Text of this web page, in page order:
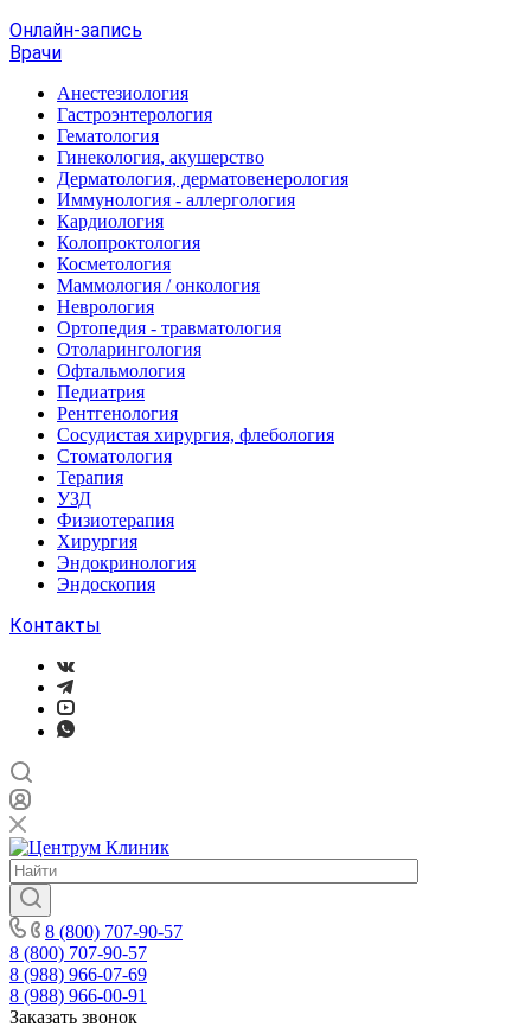
Онлайн-запись
Врачи
Анестезиология
Гастроэнтерология
Гематология
Гинекология, акушерство
Дерматология, дерматовенерология
Иммунология - аллергология
Кардиология
Колопроктология
Косметология
Маммология / онкология
Неврология
Ортопедия - травматология
Отоларингология
Офтальмология
Педиатрия
Рентгенология
Сосудистая хирургия, флебология
Стоматология
Терапия
УЗД
Физиотерапия
Хирургия
Эндокринология
Эндоскопия
Контакты
8 (800) 707-90-57
8 (800) 707-90-57
8 (988) 966-07-69
8 (988) 966-00-91
Заказать звонок